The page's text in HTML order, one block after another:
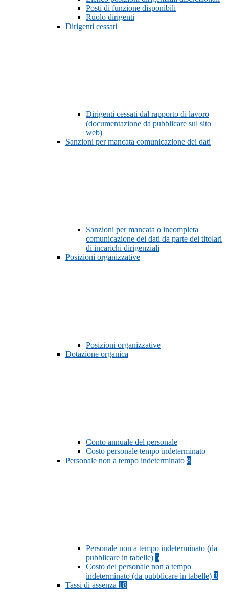
Posti di funzione disponibili
Ruolo dirigenti
Dirigenti cessati
Dirigenti cessati dal rapporto di lavoro
(documentazione da pubblicare sul sito
web)
Sanzioni per mancata comunicazione dei dati
Sanzioni per mancata o incompleta
comunicazione dei dati da parte dei titolari
di incarichi dirigenziali
Posizioni organizzative
Posizioni organizzative
Dotazione organica
Conto annuale del personale
Costo personale tempo indeterminato
Personale non a tempo indeterminato 8
Personale non a tempo indeterminato (da
pubblicare in tabelle) 5
Costo del personale non a tempo
indeterminato (da pubblicare in tabelle) 3
Tassi di assenza 18